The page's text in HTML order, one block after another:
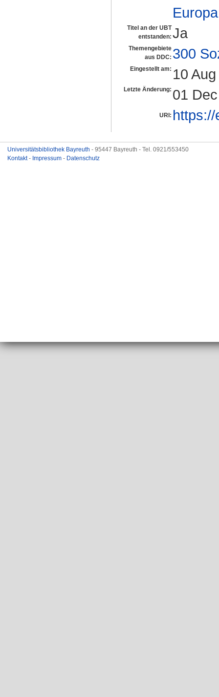
Titel an der UBT
entstanden: Ja
Themengebiete
aus DDC: 300
Eingestellt am: 10
Letzte Änderung: 01
URI:
Universitätsbibliothek Bayreuth - 95447 Bayreuth - Tel. 0921/553450
Kontakt- Impressum - Datenschutz